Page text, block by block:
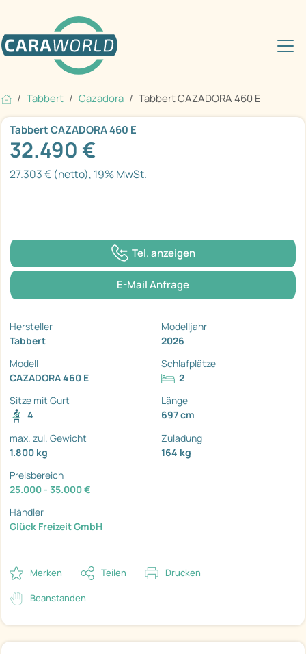
Tabbert Cazadora Tabbert CAZADORA 460 E
Tabbert CAZADORA 460 E
32.490 €
27.303 € (netto), 19% MwSt.
Tel. anzeigen
E-Mail Anfrage
Hersteller
Tabbert
Modelljahr
2026
Modell
CAZADORA 460 E
Schlafplätze
2
Sitze mit Gurt
4
Länge
697 cm
max. zul. Gewicht
1.800 kg
Zuladung
164 kg
Preisbereich
25.000 - 35.000 €
Händler
Glück Freizeit GmbH
Merken Teilen Drucken
Beanstanden